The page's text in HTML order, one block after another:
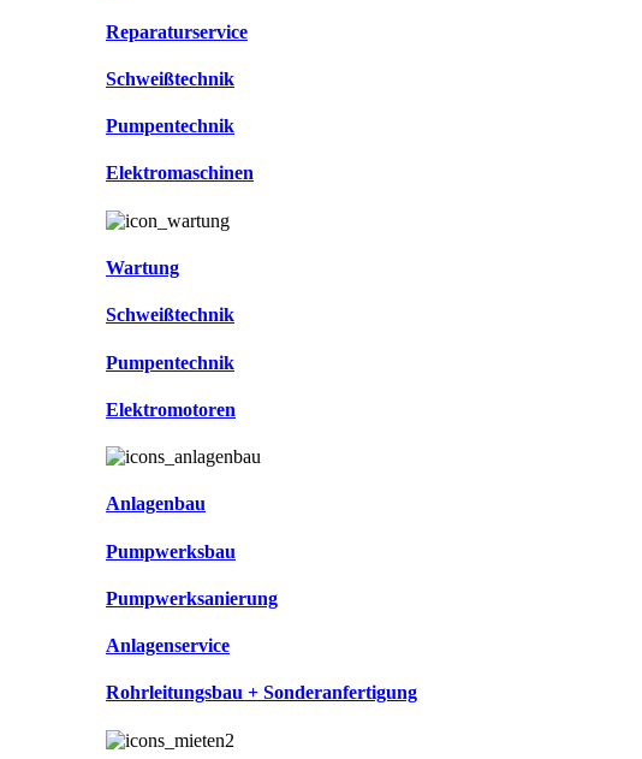
Reparaturservice
Schweißtechnik
Pumpentechnik
Elektromaschinen
Wartung
Schweißtechnik
Pumpentechnik
Elektromotoren
Anlagenbau
Pumpwerksbau
Pumpwerksanierung
Anlagenservice
Rohrleitungsbau + Sonderanfertigung